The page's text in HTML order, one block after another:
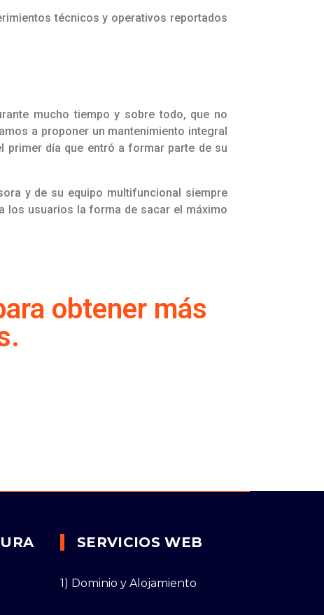
técnicos y operativos reportados
mucho tiempo y sobre todo, que no
a proponer un mantenimiento integral
primer día que entró a formar parte de su
y de su equipo multifuncional siempre
los usuarios la forma de sacar el máximo
obtener más
SERVICIOS WEB
1) Dominio y Alojamiento